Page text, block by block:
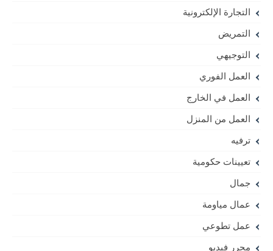
التجارة الإلكترونية
التمريض
التوجيهي
العمل الفوري
العمل في الخارج
العمل من المنزل
ترفيه
تعيينات حكومية
جمال
عمال مياومة
عمل تطوعي
محرر فيديو